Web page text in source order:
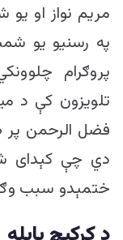
مریم نواز او
په رسنیو یو
پروګرام
تلویزون کې د
فضل الرحمن پر
دي چې کېدای
ختمېدو سبب